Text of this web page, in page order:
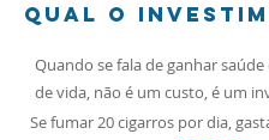
QUAL O
Quando se fala de ganhar
de vida, não é um custo, é um
Se fumar 20 cigarros por dia,